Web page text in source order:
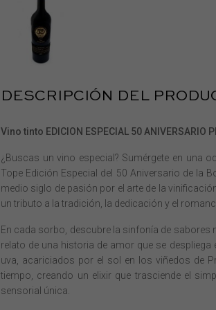
DESCRIPCIÓN DEL
Vino tinto EDICION ESPECIAL 50 ANIVERSARIO
¿Buscas un vino especial? Sumérgete en una
Tope Edición Especial del 50 Aniversario de la
medio siglo de pasión por el arte de la
un tributo a la tradición, la dedicación y el
En cada sorbo, descubre la sinfonía de sabores
relato de una historia de amor que se despliega
uva, acariciados por el sol en los viñedos de
tiempo, creando un elixir que trasciende el
sensorial única.